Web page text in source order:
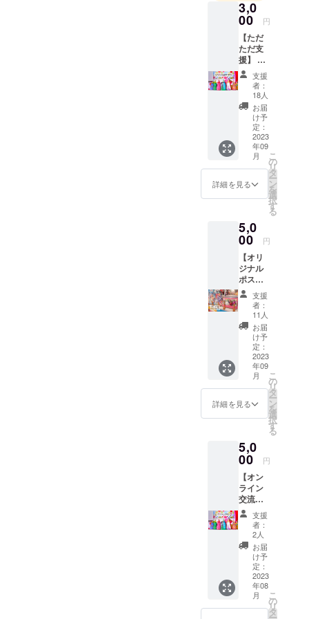
無二のパ
フォーマン
スを、日本
全国をはじ
めNYなど海
外にも発
信。ペイン
トの新たな
可能性を模
索してい
NY発祥の大
会「Art
Japan」や蛯
名健一主催
「Like the
BEST!」で優
勝。「嵐に
しやがれ」
などメディ
アにも出
3,0
00 円
【ただ
ただ支
援】 お
礼の
メール
をお送
りさせ
て頂き
ます。
※お名前
を記入
してく
ださ
い！
支援
者：
18人
お届
け予
定：
2023
年09
月
詳細を見る
こ
の
リ
タ
ー
ン
を
選
択
す
る
5,0
00 円
【オリ
ジナル
ポスト
カー
ド】 今
回のパ
フォー
マンス
で描い
た絵の
オリジ
ナルポ
スト
カード
をサイ
ン入り
けしま
す。 ※
画像は
イメー
ジで
す。
支援
者：
11人
お届
け予
定：
2023
年09
月
詳細を見る
こ
の
リ
タ
ー
ン
を
選
択
す
る
5,0
00 円
【オン
ライン
交流
会】 海
外公演
後、オ
ンライ
ンで交
流会&打
ち上げ
を行い
ます。
2023年
支援
者：
2人
お届
け予
定：
2023
年08
月
こ
の
リ
タ